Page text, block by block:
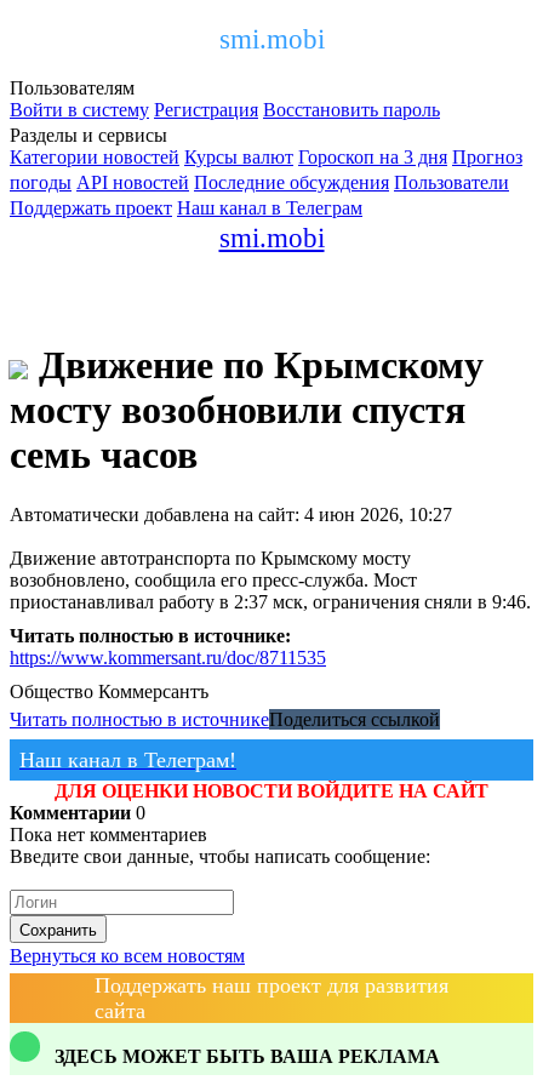
smi.mobi
Пользователям
Войти в систему Регистрация Восстановить пароль
Разделы и сервисы
Категории новостей Курсы валют Гороскоп на 3 дня Прогноз
погоды API новостей Последние обсуждения Пользователи
Поддержать проект Наш канал в Телеграм
smi.mobi
Движение по Крымскому
мосту возобновили спустя
семь часов
Автоматически добавлена на сайт: 4 июн 2026, 10:27
Движение автотранспорта по Крымскому мосту
возобновлено, сообщила его пресс-служба. Мост
приостанавливал работу в 2:37 мск, ограничения сняли в 9:46.
Читать полностью в источнике:
https://www.kommersant.ru/doc/8711535
Общество Коммерсантъ
Читать полностью в источникеПоделиться ссылкой
Наш канал в Телеграм!
ДЛЯ ОЦЕНКИ НОВОСТИ ВОЙДИТЕ НА САЙТ
Комментарии 0
Пока нет комментариев
Введите свои данные, чтобы написать сообщение:
Сохранить
Вернуться ко всем новостям
Поддержать наш проект для развития
сайта
ЗДЕСЬ МОЖЕТ БЫТЬ ВАША РЕКЛАМА